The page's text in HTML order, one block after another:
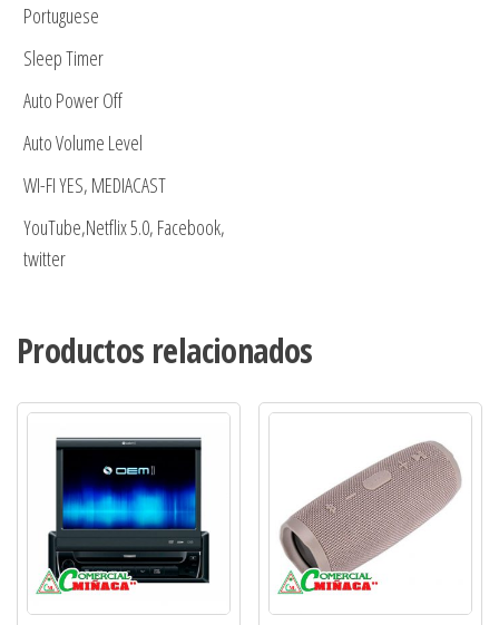
Portuguese
Sleep Timer
Auto Power Off
Auto Volume Level
WI-FI YES, MEDIACAST
YouTube,Netflix 5.0, Facebook,
twitter
Productos relacionados